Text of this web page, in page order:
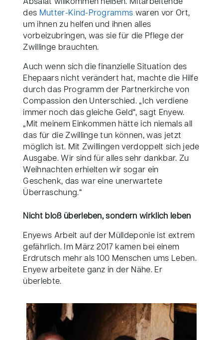
Absalat willkommen heißen. Mitarbeitende
des Mutter-Kind-Programms waren vor Ort,
um ihnen zu helfen und ihnen alles
vorbeizubringen, was sie für die Pflege der
Zwillinge brauchten.
Auch wenn sich die finanzielle Situation des
Ehepaars nicht verändert hat, machte die Hilfe
durch das Programm der Partnerkirche von
Compassion den Unterschied. „Ich verdiene
immer noch das gleiche Geld“, sagt Enyew.
„Mit meinem Einkommen hätte ich niemals all
das für die Zwillinge tun können, was jetzt
möglich ist. Mit Zwillingen verdoppelt sich jede
Ausgabe. Wir sind für alles sehr dankbar. Zu
Weihnachten erhielten wir sogar ein
Geschenk, das war eine unerwartete
Überraschung.“
Nicht bloß überleben, sondern wirklich leben
Enyews Arbeit auf der Mülldeponie ist extrem
gefährlich. Im März 2017 kamen bei einem
Erdrutsch mehr als 100 Menschen ums Leben.
Enyew arbeitete ganz in der Nähe. Er
überlebte.